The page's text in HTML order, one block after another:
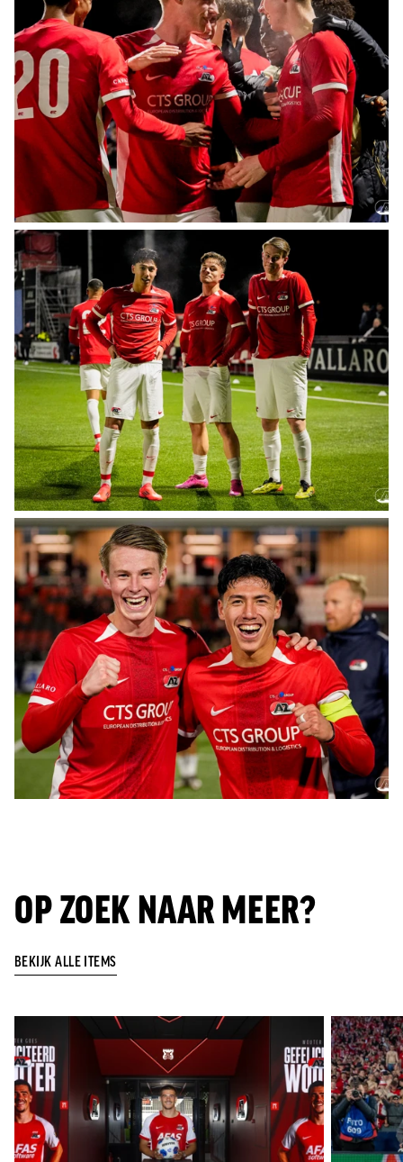
OP ZOEK NAAR MEER?
BEKIJK ALLE ITEMS